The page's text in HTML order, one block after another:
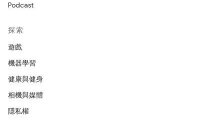
Podcast
探索
遊戲
機器學習
健康與健身
相機與媒體
隱私權